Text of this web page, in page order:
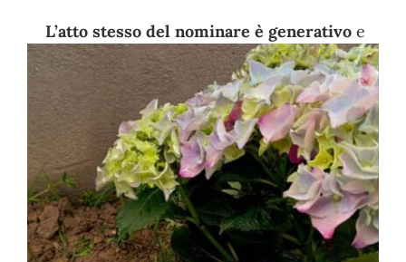
L’atto stesso del nominare è generativo e